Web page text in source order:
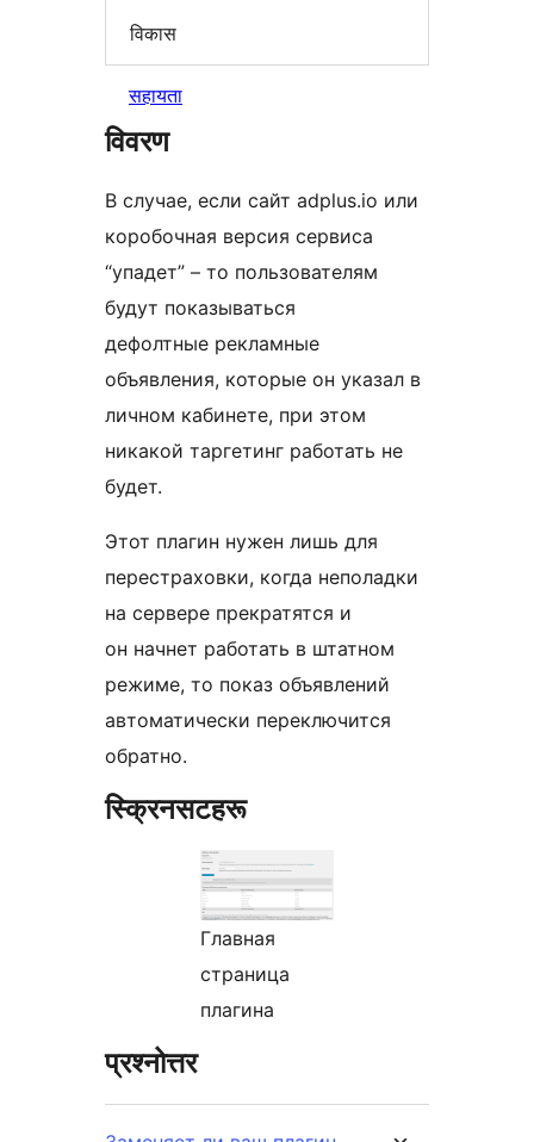
विकास
सहायता
विवरण
В случае, если сайт adplus.io или
коробочная версия сервиса
“упадет” – то пользователям
будут показываться
дефолтные рекламные
объявления, которые он указал в
личном кабинете, при этом
никакой таргетинг работать не
будет.
Этот плагин нужен лишь для
перестраховки, когда неполадки
на сервере прекратятся и
он начнет работать в штатном
режиме, то показ объявлений
автоматически переключится
обратно.
स्क्रिनसटहरू
Главная
страница
плагина
प्रश्नोत्तर